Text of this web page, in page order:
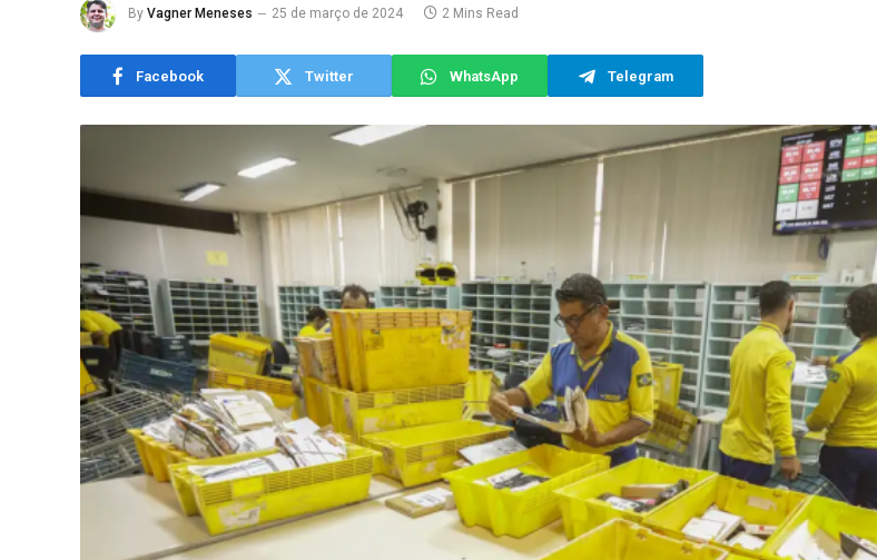
By Vagner Meneses 25 de março de 2024 2 Mins Read
Facebook Twitter WhatsApp Telegram